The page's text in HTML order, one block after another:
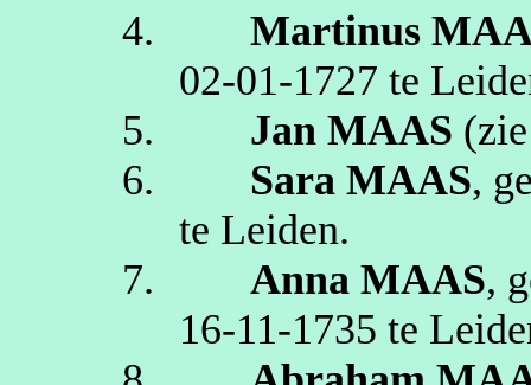
4.
Martinus
02‑01‑1727 te
5.
Jan MAAS
6.
Sara MAAS,
te Leiden.
7.
Anna MAAS,
16‑11‑1735 te